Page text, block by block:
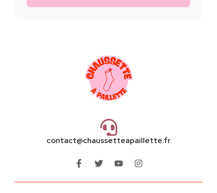
contact@chaussetteapaillette.fr